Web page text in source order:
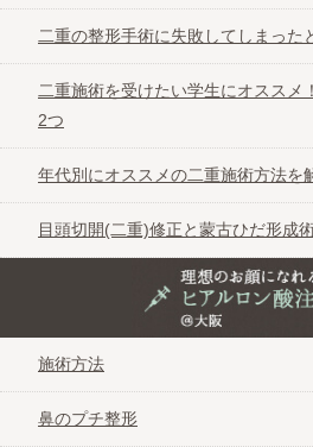
二重の整形手術に失敗してしまった
二重施術を受けたい学生にオススメ
2つ
年代別にオススメの二重施術方法を
目頭切開(二重)修正と蒙古ひだ形成
理想のお顔になれるヒアルロ
施術方法
鼻のプチ整形